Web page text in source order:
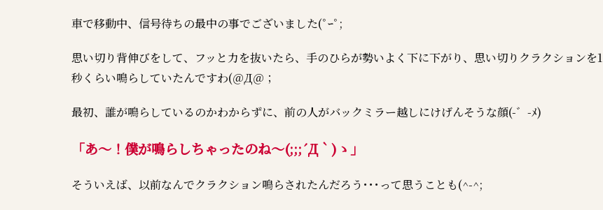
車で移動中、信号待ちの最中の事でございました(ﾟｰﾟ;
思い切り背伸びをして、フッと力を抜いたら、手のひらが勢いよく下に下がり、思い切りクラクションを1
秒くらい鳴らしていたんですわ(＠Д＠；
最初、誰が鳴らしているのかわからずに、前の人がバックミラー越しにけげんそうな顔(-゛-ﾒ)
「あ～！僕が鳴らしちゃったのね～(;;;´Д｀)ゝ」
そういえば、以前なんでクラクション鳴らされたんだろう･･･って思うことも(^-^;